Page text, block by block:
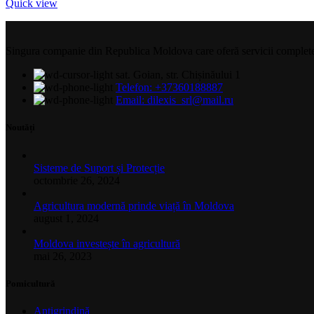
Quick view
Telefon: +37360188887
Email: dilexis_srl@mail.ru
Sisteme de Suport și Protecție
Agricultura modernă prinde viață în Moldova
Moldova investește în agricultură
Antigrindină